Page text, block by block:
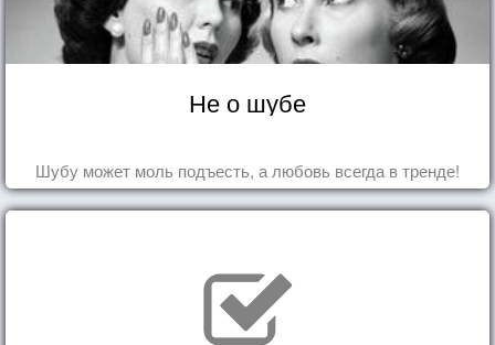
Не о шубе
Шубу может моль подъесть, а любовь всегда в тренде!